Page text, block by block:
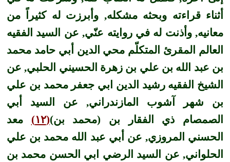
أثناء قراءته وبحثه مشكله, وأبرزت له كثيراً من
معانيه, وأذنت له في روايته عنّي, عن السيد الفقيه
العالم المقرئ المتكلّم محي الدين أبي حامد محمد
بن عبد الله بن علي بن زهرة الحسيني الحلبي, عن
الشيخ الفقيه رشيد الدين ابي جعفر محمد بن علي
بن شهر آشوب المازندراني, عن السيد أبي
الصمصام ذي الفقار بن (محمد بن)(١٢)
معد
الحسني المروزي, عن أبي عبد الله محمد بن علي
الحلواني, عن السيد الرضي ابي الحسن محمد بن